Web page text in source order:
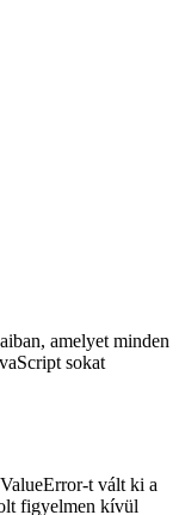
amelyet minden
sokat
t vált ki a
figyelmen kívül